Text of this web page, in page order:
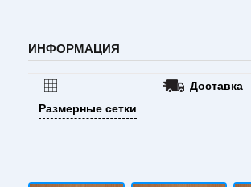
ИНФОРМАЦИЯ
Размерные сетки
Доставка